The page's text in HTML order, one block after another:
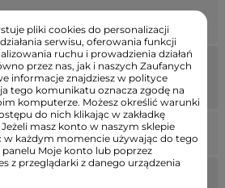
50 mg 883%
50 mg 4545%
pliki cookies do personalizacji
serwisu, oferowania funkcji
ruchu i prowadzienia działań
przez nas, jak i naszych Zaufanych
informacje znajdziesz w polityce
tego komunikatu oznacza zgodę na
komputerze. Możesz określić warunki
do nich klikając w zakładkę
masz konto w naszym sklepie
w każdym momencie używając do tego
Moje konto lub poprzez
z przeglądarki z danego urządzenia